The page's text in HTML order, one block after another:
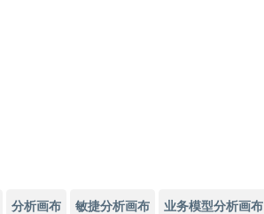
分析画布 敏捷分析画布 业务模型分析画布